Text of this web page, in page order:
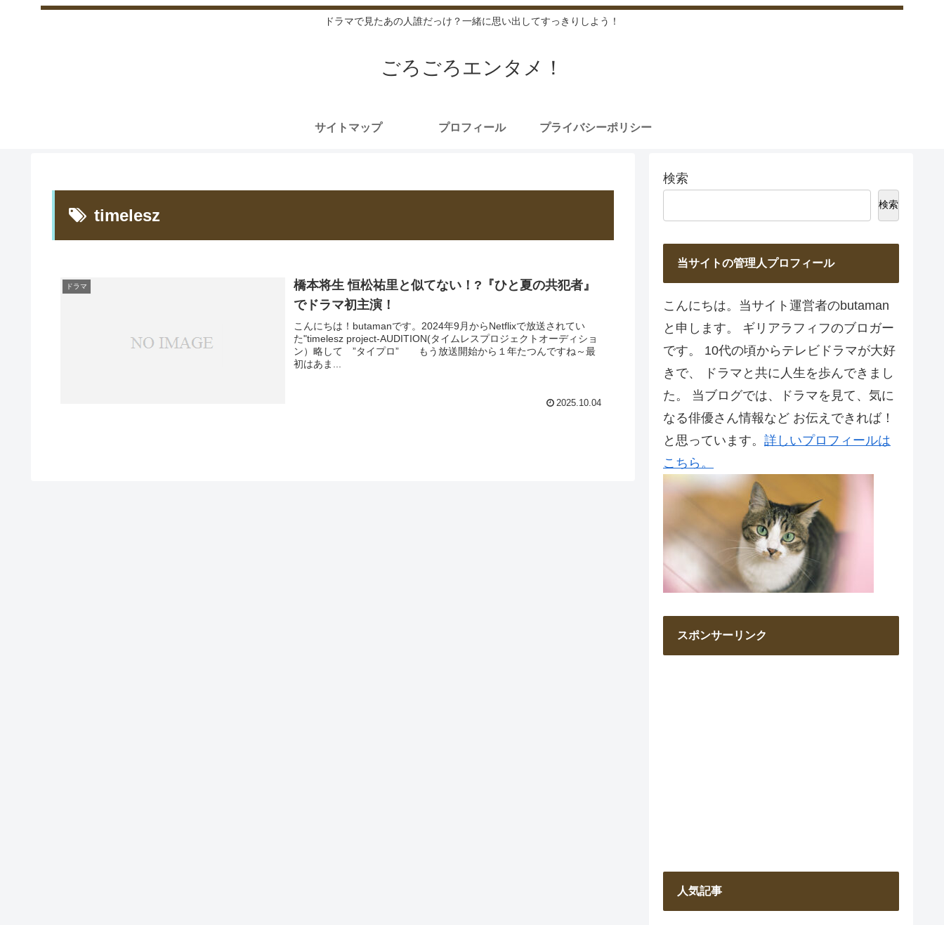
ドラマで見たあの人誰だっけ？一緒に思い出してすっきりしよう！
ごろごろエンタメ！
サイトマップ プロフィール プライバシーポリシー
timelesz
ドラマ
橋本将生 恒松祐里と似てない！?『ひと夏の共犯者』
でドラマ初主演！
こんにちは！butamanです。2024年9月からNetflixで放送されてい
た"timelesz project-AUDITION(タイムレスプロジェクトオーディショ
ン）略して ”タイプロ” もう放送開始から１年たつんですね～最
初はあま...
2025.10.04
検索
検索
当サイトの管理人プロフィール
こんにちは。当サイト運営者のbutaman
と申します。 ギリアラフィフのブロガー
です。 10代の頃からテレビドラマが大好
きで、 ドラマと共に人生を歩んできまし
た。 当ブログでは、ドラマを見て、気に
なる俳優さん情報など お伝えできれば！
と思っています。 詳しいプロフィールは
こちら。
スポンサーリンク
人気記事